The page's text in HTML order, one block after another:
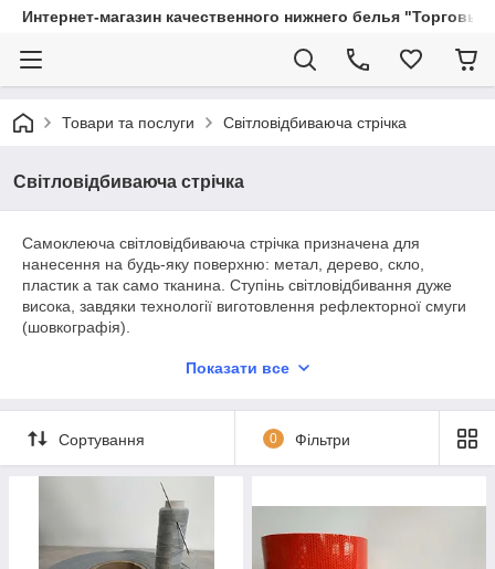
Интернет-магазин качественного нижнего белья
Товари та послуги Світловідбиваюча стрічка
Світловідбиваюча стрічка
Самоклеюча світловідбиваюча стрічка призначена для
нанесення на будь-яку поверхню: метал, дерево, скло,
пластик а так само тканина. Ступінь світловідбивання дуже
висока, завдяки технології виготовлення рефлекторної смуги
(шовкографія).
в темний час доби
коляски,
велосипеда,
кузов та двері авто
вантажівок і причепів,
шлагбаума,
Показати все
Сортування 0 Фільтри